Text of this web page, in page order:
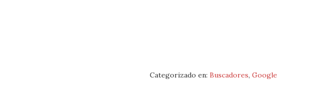
Categorizado en: Buscadores, Google